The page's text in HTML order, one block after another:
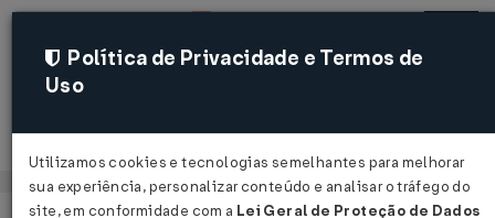
Acessar
Política de Privacidade e Termos de
Uso
Utilizamos cookies e tecnologias semelhantes para melhorar
sua experiência, personalizar conteúdo e analisar o tráfego do
site, em conformidade com a Lei Geral de Proteção de Dados